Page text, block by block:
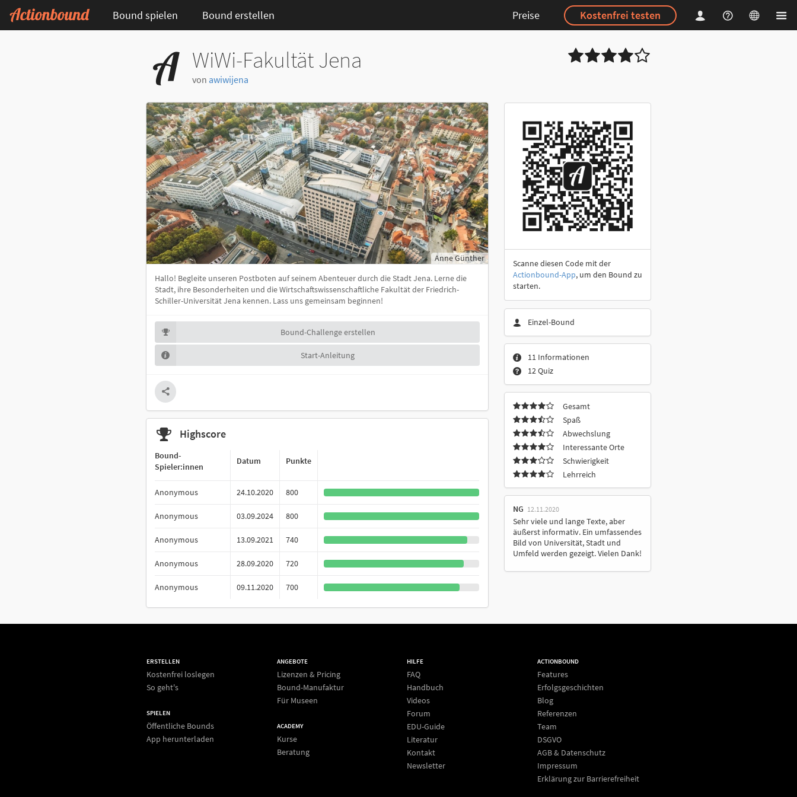
Bound spielen Bound erstellen Preise Kostenfrei testen
WiWi-Fakultät Jena
von awiwijena
Anne Günther
Hallo! Begleite unseren Postboten auf seinem Abenteuer durch die Stadt Jena. Lerne die
Stadt, ihre Besonderheiten und die Wirtschaftswissenschaftliche Fakultät der Friedrich-
Schiller-Universität Jena kennen. Lass uns gemeinsam beginnen!
Bound-Challenge erstellen
Start-Anleitung
Highscore
Bound-
Spieler:innen
Datum Punkte
Anonymous 24.10.2020 800
Anonymous 03.09.2024 800
Anonymous 13.09.2021 740
Anonymous 28.09.2020 720
Anonymous 09.11.2020 700
Scanne diesen Code mit der
Actionbound-App, um den Bound zu
starten.
Einzel-Bound
11 Informationen
12 Quiz
Gesamt
Spaß
Abwechslung
Interessante Orte
Schwierigkeit
Lehrreich
NG 12.11.2020
Sehr viele und lange Texte, aber
äußerst informativ. Ein umfassendes
Bild von Universität, Stadt und
Umfeld werden gezeigt. Vielen Dank!
ERSTELLEN
Kostenfrei loslegen
So geht's
SPIELEN
Öffentliche Bounds
App herunterladen
ANGEBOTE
Lizenzen & Pricing
Bound-Manufaktur
Für Museen
ACADEMY
Kurse
Beratung
HILFE
FAQ
Handbuch
Videos
Forum
EDU-Guide
Literatur
Kontakt
Newsletter
ACTIONBOUND
Features
Erfolgsgeschichten
Blog
Referenzen
Team
DSGVO
AGB & Datenschutz
Impressum
Erklärung zur Barrierefreiheit